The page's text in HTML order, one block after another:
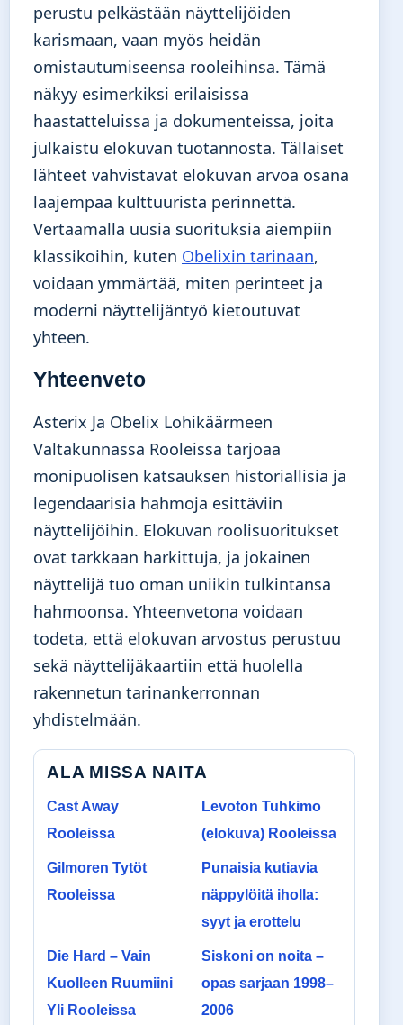
perustu pelkästään näyttelijöiden
karismaan, vaan myös heidän
omistautumiseensa rooleihinsa. Tämä
näkyy esimerkiksi erilaisissa
haastatteluissa ja dokumenteissa, joita
julkaistu elokuvan tuotannosta. Tällaiset
lähteet vahvistavat elokuvan arvoa osana
laajempaa kulttuurista perinnettä.
Vertaamalla uusia suorituksia aiempiin
klassikoihin, kuten Obelixin tarinaan,
voidaan ymmärtää, miten perinteet ja
moderni näyttelijäntyö kietoutuvat
yhteen.
Yhteenveto
Asterix Ja Obelix Lohikäärmeen
Valtakunnassa Rooleissa tarjoaa
monipuolisen katsauksen historiallisia ja
legendaarisia hahmoja esittäviin
näyttelijöihin. Elokuvan roolisuoritukset
ovat tarkkaan harkittuja, ja jokainen
näyttelijä tuo oman uniikin tulkintansa
hahmoonsa. Yhteenvetona voidaan
todeta, että elokuvan arvostus perustuu
sekä näyttelijäkaartiin että huolella
rakennetun tarinankerronnan
yhdistelmään.
ALA MISSA NAITA
Cast Away
Rooleissa
Levoton Tuhkimo
(elokuva) Rooleissa
Gilmoren Tytöt
Rooleissa
Punaisia kutiavia
näppylöitä iholla:
syyt ja erottelu
Die Hard – Vain
Kuolleen Ruumiini
Yli Rooleissa
Siskoni on noita –
opas sarjaan 1998–
2006